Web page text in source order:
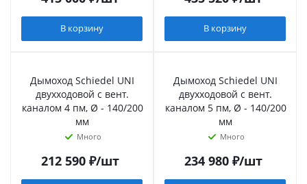
В корзину В корзину
Дымоход Schiedel UNI
двухходовой с вент.
каналом 4 пм, Ø - 140/200
мм
Много
212 590₽/шт
Дымоход Schiedel UNI
двухходовой с вент.
каналом 5 пм, Ø - 140/200
мм
Много
234 980₽/шт